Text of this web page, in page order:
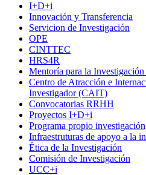
I+D+i
Innovación y Transferencia
Servicion de Investigación
OPE
CINTTEC
HRS4R
Mentoría para la
Centro de Atracción e
Investigador (CAIT)
Convocatorias RRHH
Proyectos I+D+i
Programa propio investigación
Infraestruturas de apoyo a la
Ética de la Investigación
Comisión de Investigación
UCC+i